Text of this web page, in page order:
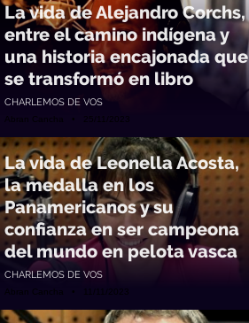
La vida de Alejandro Corchs,
entre el camino indígena y
una historia encajonada que
se transformó en libro
CHARLEMOS DE VOS
Abran Cancha • 25/11/2023
La vida de Leonella Acosta,
la medalla en los
Panamericanos y su
confianza en ser campeona
del mundo en pelota vasca
CHARLEMOS DE VOS
Abran Cancha • 11/11/2023